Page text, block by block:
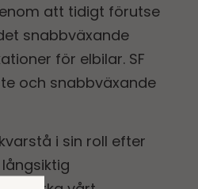
att tidigt förutse
snabbväxande
för elbilar. SF
och snabbväxande
i sin roll efter